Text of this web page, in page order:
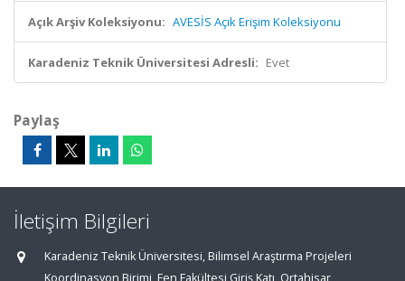
Açık Arşiv Koleksiyonu: AVESİS Açık Erişim Koleksiyonu
Karadeniz Teknik Üniversitesi Adresli: Evet
Paylaş
İletişim Bilgileri
Karadeniz Teknik Üniversitesi, Bilimsel Araştırma Projeleri
Koordinasyon Birimi, Fen Fakültesi Giriş Katı, Ortahisar